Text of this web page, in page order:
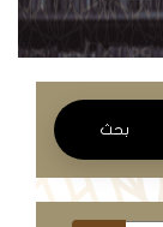
بحث